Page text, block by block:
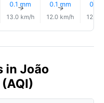
0.1 mm
↑
13.0 km/h
0.1 mm
↑
12.0 km/h
0.1
12.0
in João